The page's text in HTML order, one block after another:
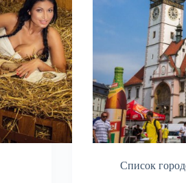
Список